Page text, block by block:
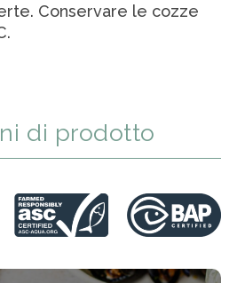
Conservare le cozze
di prodotto